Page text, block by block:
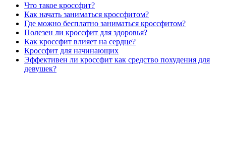
Что такое кроссфит?
Как начать заниматься кроссфитом?
Где можно бесплатно заниматься кроссфитом?
Полезен ли кроссфит для здоровья?
Как кроссфит влияет на сердце?
Кроссфит для начинающих
Эффективен ли кроссфит как средство похудения для
девушек?